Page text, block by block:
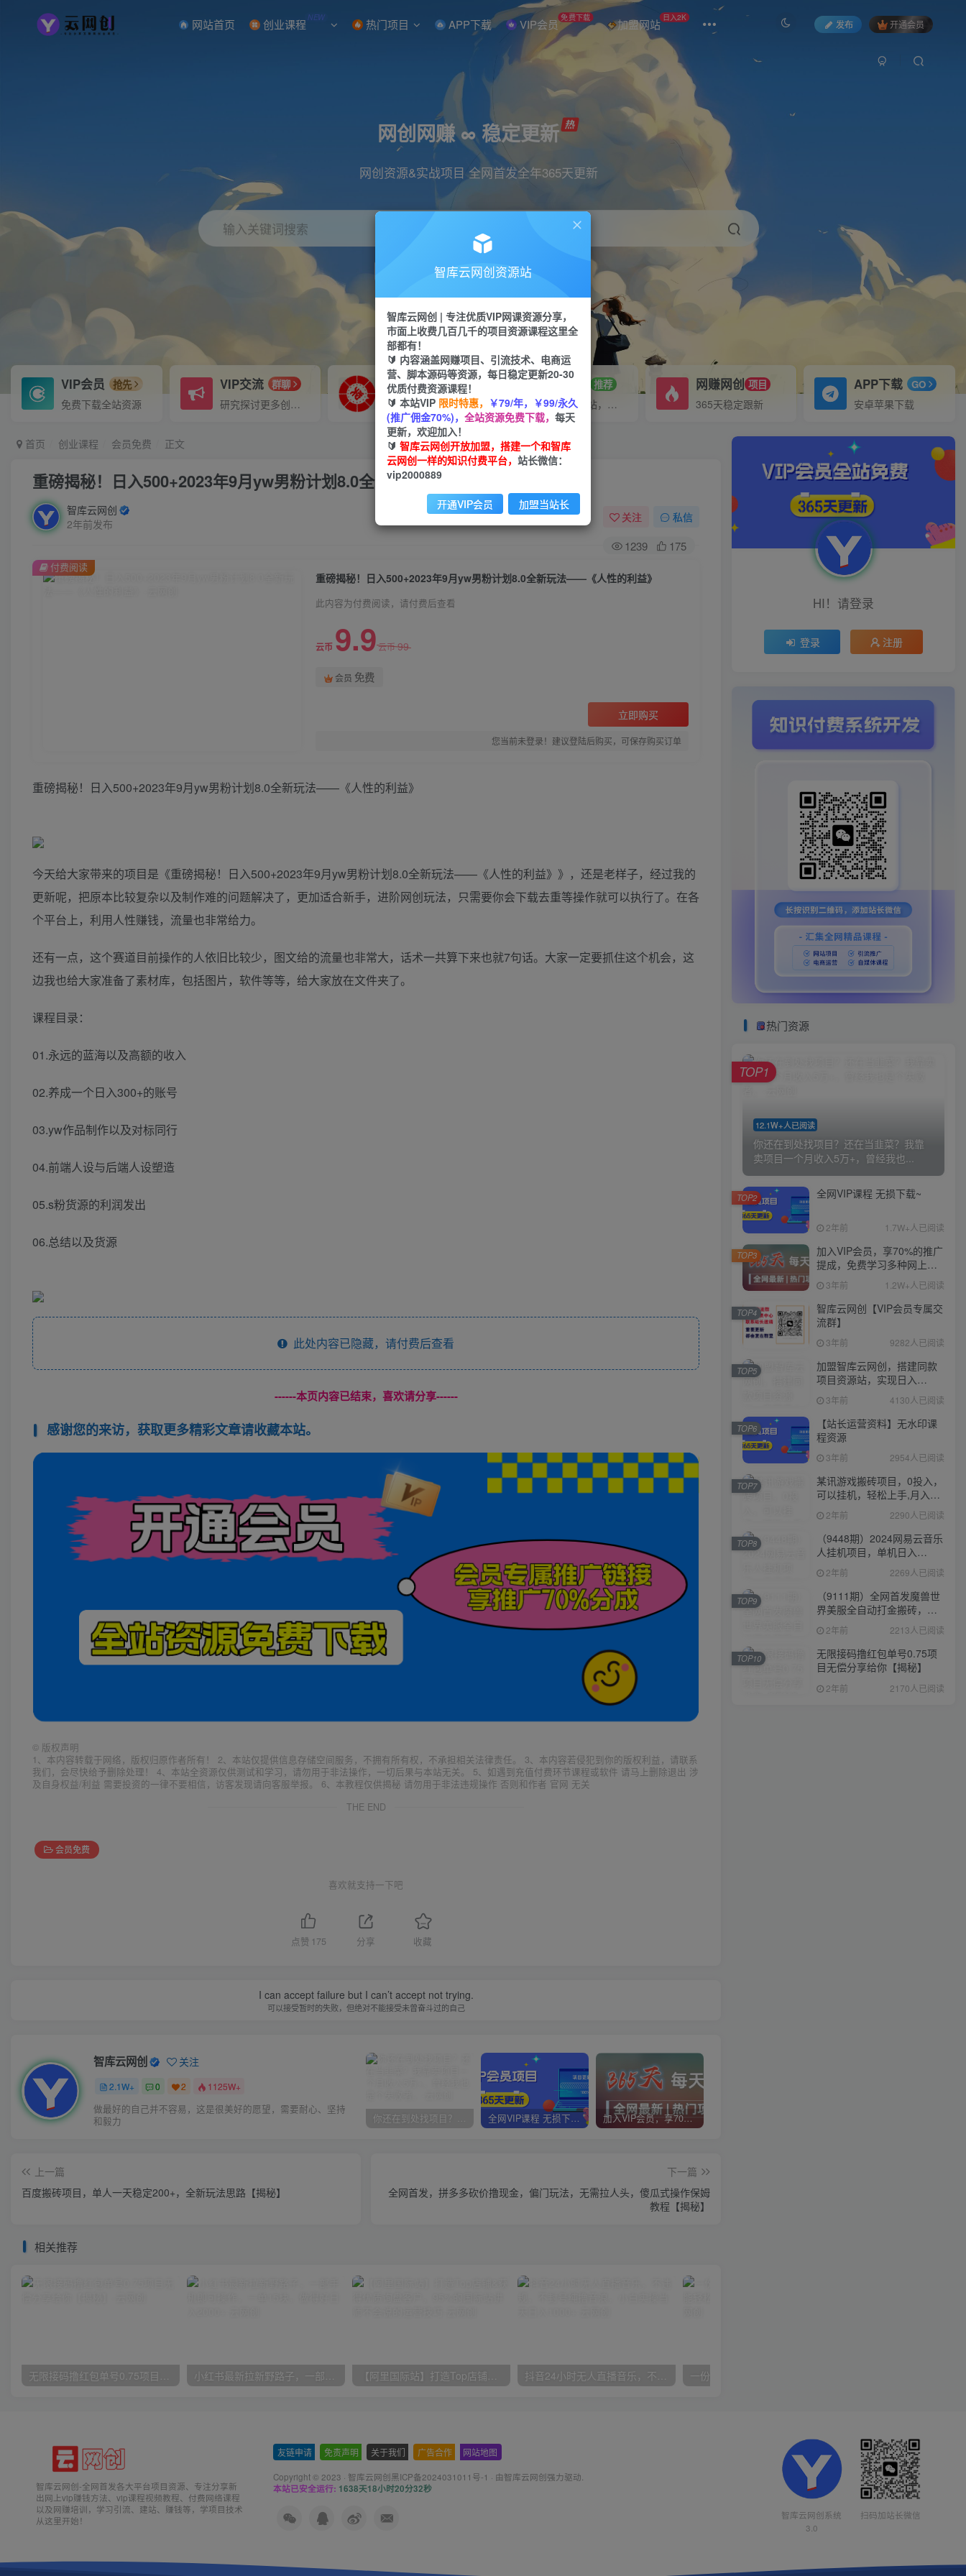
网站首页 创业课程 NEW 热门项目 APP下载 VIP会员 免费下载 加盟网站 日入2K
发布 开通会员
网创网赚 ∞ 稳定更新
网创资源&实战项目 全网首发全年365天更新
输入关键词搜索
直播 小红书 剪辑
VIP会员 抢先
免费下载全站资源
VIP交流 群聊
研究探讨更多创业项目路子。
VIP推广
70%分佣
会员专属推广链接
招募站长 推荐
搭建同款网站，自己当老板
网赚网创 项目
365天稳定跟新
APP下载 GO
安卓苹果下载
首页 创业课程 会员免费 正文
重磅揭秘！日入500+2023年9月yw男粉计划8.0全新玩法——《人性的利益》
智库云网创
2年前发布
关注 私信
1239 175
重磅揭秘！日入500+2023年9月yw男粉计划8.0全新玩法——《人性的利益》
此内容为付费阅读，请付费后查看
云币 9.9云币99
会员 免费
立即购买
您当前未登录！建议登陆后购买，可保存购买订单
付费阅读
重磅揭秘！日入500+2023年9月yw男粉计划8.0全新玩法——《人性的利益》
今天给大家带来的项目是《重磅揭秘！日入500+2023年9月yw男粉计划8.0全新玩法——《人性的利益》》，还是老样子，经过我的
更新呢，把原本比较复杂以及制作难的问题解决了，更加适合新手，进阶网创玩法，只需要你会下载去重等操作就可以执行了。在各
个平台上，利用人性赚钱，流量也非常给力。
还有一点，这个赛道目前操作的人依旧比较少，图文给的流量也非常大，话术一共算下来也就7句话。大家一定要抓住这个机会，这
边我也给大家准备了素材库，包括图片，软件等等，给大家放在文件夹了。
课程目录：
01.永远的蓝海以及高额的收入
02.养成一个日入300+的账号
03.yw作品制作以及对标同行
04.前端人设与后端人设塑造
05.s粉货源的利润发出
06.总结以及货源
此处内容已隐藏，请付费后查看
------本页内容已结束，喜欢请分享------
感谢您的来访，获取更多精彩文章请收藏本站。
© 版权声明
1、本内容转载于网络，版权归原作者所有！ 2、本站仅提供信息存储空间服务，不拥有所有权，不承担相关法律责任。 3、本内容若侵犯到你的版权利益，请联系
我们，会尽快给予删除处理！ 4、本站全资源仅供测试和学习，请勿用于非法操作，一切后果与本站无关。 5、如遇到充值付费环节课程或软件 请马上删除退出 涉
及自身权益/利益 需要投资的一律不要相信，访客发现请向客服举报。 6、本教程仅供揭秘 请勿用于非法违规操作 否则和作者 官网 无关
THE END
会员免费
喜欢就支持一下吧
点赞 175 分享 收藏
Behind every beautiful life, there has been some kind of pain.
破茧成蝶的美好生活都有伤痛
智库云网创 关注
2.1W+ 0 2 1125W+
破茧成蝶的美好生活都有伤痛 你还在到处找项目？还在当韭菜？我靠卖项目一个月收入5万+，曾经我也是个失败者。 全网VIP课程 无损下载~ 加入VIP会员，享70%的推广提成，免费学习多种网上创业课程，菜鸟秒变大神！
上一篇
百度搬砖项目，单人一天稳定200+，全新玩法思路【揭秘】
下一篇
全网首发，拼多多砍价撸现金，偏门玩法，无需拉人头，傻瓜式操作保姆
教程【揭秘】
相关推荐
无限接码撸红包单号0.75项目无偿分享给你【揭秘】 小红书最新拉新野路子，一部手机即可操作，一单15块，做得好日入2000+ 【阿里国际站】打造Top店铺&获得优质询盘客户，​95%的国际站讲师不会说的运营技巧 抖音24小时无人直播音乐，不违规，不封号纯撸音浪，小白实操当天日入1000+
HI！请登录
登录 注册
热门资源
12.1W+人已阅读
你还在到处找项目？还在当韭菜？我靠
卖项目一个月收入5万+，曾经我也...
TOP1
全网VIP课程 无损下载~
2年前 1.7W+人已阅读
TOP2
加入VIP会员，享70%的推广
提成，免费学习多种网上创
业课程，菜鸟秒变大神！
3年前 1.2W+人已阅读
TOP3
智库云网创【VIP会员专属交
流群】
3年前 9282人已阅读
TOP4
加盟智库云网创，搭建同款
项目资源站，实现日入
2000+
3年前 4130人已阅读
TOP5
【站长运营资料】无水印课
程资源
3年前 2954人已阅读
TOP6
某讯游戏搬砖项目，0投入，
可以挂机，轻松上手,月入
3000+上不封顶
2年前 2290人已阅读
TOP7
（9448期）2024网易云音乐
人挂机项目，单机日入
150+，无脑月入5000+
2年前 2269人已阅读
TOP8
（9111期）全网首发魔兽世
界美服全自动打金搬砖，日
入1000+，简单好操作，保
姆级教学
2年前 2213人已阅读
TOP9
无限接码撸红包单号0.75项
目无偿分享给你【揭秘】
2年前 2170人已阅读
TOP10
智库云网创-全网首发各大平台项目资源、专注分享新
出网上vip赚钱方法、vip课程视频教程、付费网络课程
以及网赚培训，学习引流、建站、赚钱等，学项目技术
从这里开始！
友链申请 免责声明 关于我们 广告合作 网站地图
Copyright © 2023 · 智库云网创黑ICP备2024031011号-1 · 由智库云网创强力驱动.
本站已安全运行: 1638天18小时20分34秒
智库云网创系统
3.0
扫码加站长微信
智库云网创资源站
智库云网创 | 专注优质VIP网课资源分享，
市面上收费几百几千的项目资源课程这里全
部都有！
🔰 内容涵盖网赚项目、引流技术、电商运
营、脚本源码等资源，每日稳定更新20-30
优质付费资源课程！
🔰 本站VIP 限时特惠， ￥79/年，￥99/永久
(推广佣金70%)， 全站资源免费下载， 每天
更新，欢迎加入！
🔰 智库云网创开放加盟，搭建一个和智库
云网创一样的知识付费平台， 站长微信：
vip2000889
开通VIP会员 加盟当站长